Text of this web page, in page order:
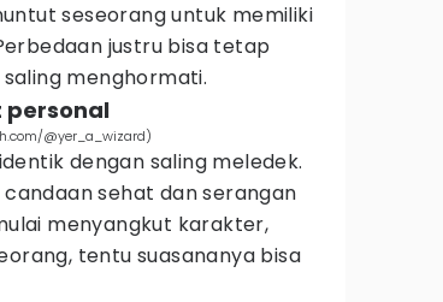
seseorang untuk memiliki
justru bisa tetap
menghormati.
personal
@yer_a_wizard)
dengan saling meledek.
sehat dan serangan
menyangkut karakter,
tentu suasananya bisa